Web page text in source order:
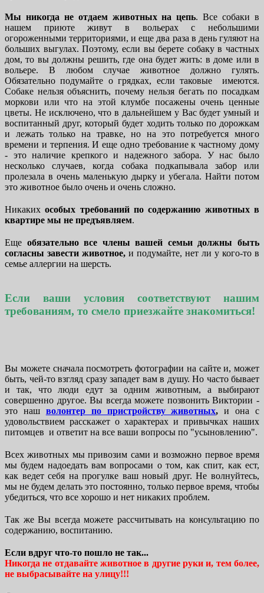
Мы никогда не отдаем животных на цепь. Все собаки в
нашем приюте живут в вольерах с небольшими
огороженными территориями, и еще два раза в день гуляют на
больших выгулах. Поэтому, если вы берете собаку в частных
дом, то вы должны решить, где она будет жить: в доме или в
вольере. В любом случае животное должно гулять.
Обязательно подумайте о грядках, если таковые имеются.
Собаке нельзя объяснить, почему нельзя бегать по посадкам
моркови или что на этой клумбе посажены очень ценные
цветы. Не исключено, что в дальнейшем у Вас будет умный и
воспитанный друг, который будет ходить только по дорожкам
и лежать только на травке, но на это потребуется много
времени и терпения. И еще одно требование к частному дому
- это наличие крепкого и надежного забора. У нас было
несколько случаев, когда собака подкапывала забор или
пролезала в очень маленькую дырку и убегала. Найти потом
это животное было очень и очень сложно.
Никакихособых требований по содержанию животных в
квартире мы не предъявляем.
Еще обязательно все члены вашей семьи должны быть
согласны завести животное, и подумайте, нет ли у кого-то в
семье аллергии на шерсть.
Если ваши условия соответствуют нашим
требованиям, то смело приезжайте знакомиться!
Вы можете сначала посмотреть фотографии на сайте и, может
быть, чей-то взгляд сразу западет вам в душу. Но часто бывает
и так, что люди едут за одним животным, а выбирают
совершенно другое. Вы всегда можете позвонить Виктории -
это наш волонтер по пристройству животных, и она с
удовольствием расскажет о характерах и привычках наших
питомцев и ответит на все ваши вопросы по "усыновлению".
Всех животных мы привозим сами и возможно первое время
мы будем надоедать вам вопросами о том, как спит, как ест,
как ведет себя на прогулке ваш новый друг. Не волнуйтесь,
мы не будем делать это постоянно, только первое время, чтобы
убедиться, что все хорошо и нет никаких проблем.
Так же Вы всегда можете рассчитывать на консультацию по
содержанию, воспитанию.
Если вдруг что-то пошло не так...
Никогда не отдавайте животное в другие руки и, тем более,
не выбрасывайте на улицу!!!